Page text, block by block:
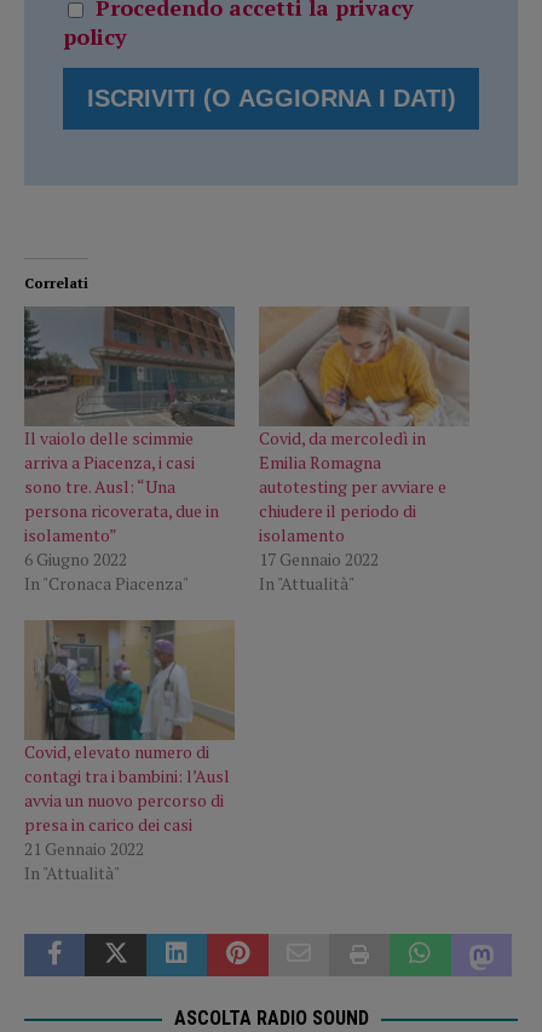
Procedendo accetti la privacy
policy
Correlati
Il vaiolo delle scimmie
arriva a Piacenza, i casi
sono tre. Ausl: “Una
persona ricoverata, due in
isolamento”
6 Giugno 2022
In "Cronaca Piacenza"
Covid, da mercoledì in
Emilia Romagna
autotesting per avviare e
chiudere il periodo di
isolamento
17 Gennaio 2022
In "Attualità"
Covid, elevato numero di
contagi tra i bambini: l’Ausl
avvia un nuovo percorso di
presa in carico dei casi
21 Gennaio 2022
In "Attualità"
ASCOLTA RADIO SOUND